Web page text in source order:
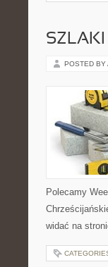
SZLAKI
POSTED BY
Polecamy
widać na